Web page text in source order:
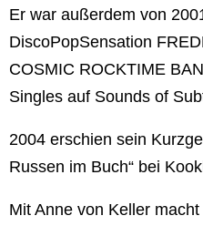
Er war außerdem von
Disco­Pop­Sensation
COSMIC ROCKTIME
Singles auf Sounds of
2004 erschien sein
Russen im Buch“ bei
Mit Anne von Keller